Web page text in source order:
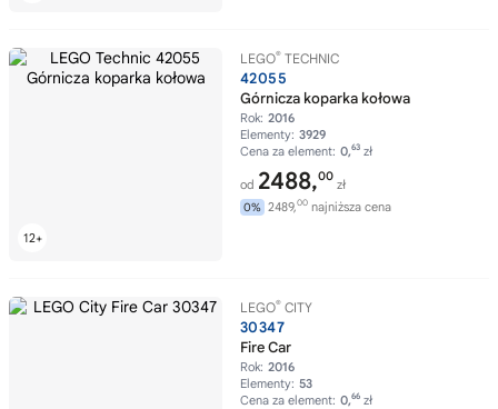
LEGO® TECHNIC
42055
Górnicza koparka kołowa
Rok: 2016
Elementy: 3929
Cena za element: 0,63 zł
od 2488,00
zł
0% 2489,00 najniższa cena
LEGO® CITY
30347
Fire Car
Rok: 2016
Elementy: 53
Cena za element: 0,66 zł